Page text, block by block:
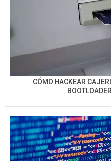
CÓMO HACKEAR